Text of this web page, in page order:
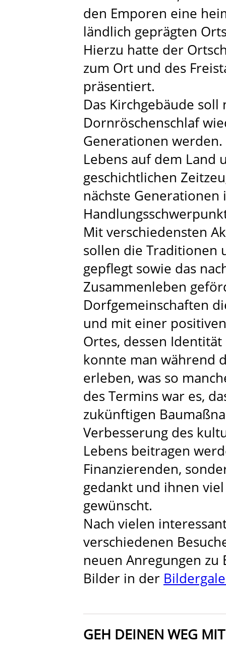
den Emporen eine
ländlich geprägten
Hierzu hatte der
zum Ort und des
präsentiert.
Das Kirchgebäude
Dornröschenschlaf
Generationen
Lebens auf dem Land
geschichtlichen
nächste
Mit verschiedensten
sollen die Traditionen
gepflegt sowie das
Zusammenleben
Dorfgemeinschaften
und mit einer
Ortes, dessen
konnte man während
erleben, was so
des Termins war es,
zukünftigen
Verbesserung des
Lebens beitragen
Finanzierenden,
gedankt und ihnen
gewünscht.
Nach vielen
verschiedenen
neuen Anregungen zu
Bilder in der
GEH DEINEN WEG